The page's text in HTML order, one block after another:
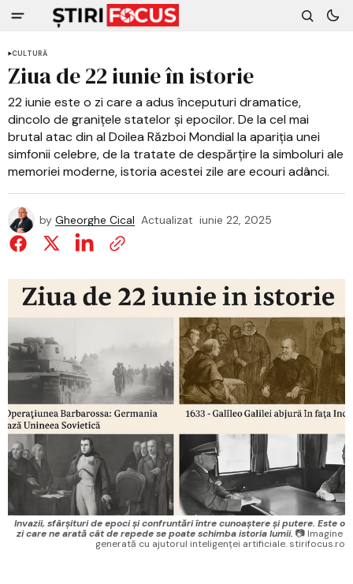
CULTURĂ
Ziua de 22 iunie în istorie
22 iunie este o zi care a adus începuturi dramatice,
dincolo de granițele statelor și epocilor. De la cel mai
brutal atac din al Doilea Război Mondial la apariția unei
simfonii celebre, de la tratate de despărțire la simboluri ale
memoriei moderne, istoria acestei zile are ecouri adânci.
by Gheorghe Cical Actualizat iunie 22, 2025
Invazii, sfârșituri de epoci și confruntări între cunoaștere și putere. Este o
zi care ne arată cât de repede se poate schimba istoria lumii. 📷 Imagine
generată cu ajutorul inteligenței artificiale. stirifocus.ro